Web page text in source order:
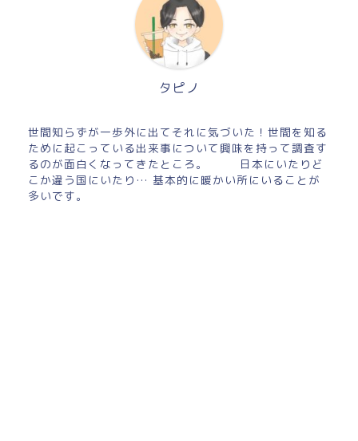
タピノ
世間知らずが一歩外に出てそれに気づいた！世間を知る
ために起こっている出来事について興味を持って調査す
るのが面白くなってきたところ。 日本にいたりど
こか違う国にいたり… 基本的に暖かい所にいることが
多いです。